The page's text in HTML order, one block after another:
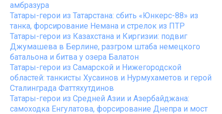
амбразура
Татары-герои из Татарстана: сбить «Юнкерс-88» из
танка, форсирование Немана и стрелок из ПТР
Татары-герои из Казахстана и Киргизии: подвиг
Джумашева в Берлине, разгром штаба немецкого
батальона и битва у озера Балатон
Татары-герои из Самарской и Нижегородской
областей: танкисты Хусаинов и Нурмухаметов и герой
Сталинграда Фаттяхутдинов
Татары-герои из Средней Азии и Азербайджана:
самоходка Енгулатова, форсирование Днепра и мост